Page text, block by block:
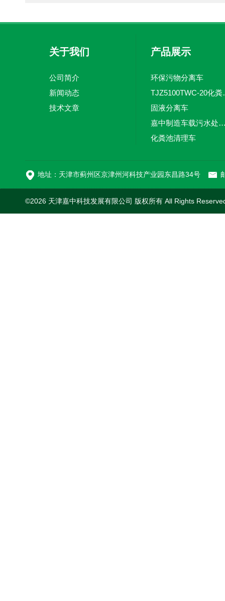
关于我们
公司简介
新闻动态
技术文章
产品展示
环保污物分离车
固液分离车
嘉中制造车载污水处理设备-环
化粪池清理车
地址：天津市蓟州区京津州河科技产业园东昌路34号
©2026 天津嘉中科技发展有限公司 版权所有 All Rights